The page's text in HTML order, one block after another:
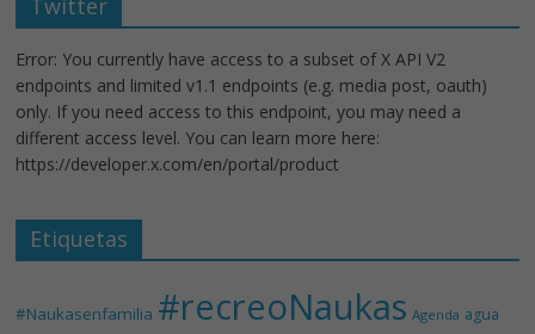
Twitter
Error: You currently have access to a subset of X API V2
endpoints and limited v1.1 endpoints (e.g. media post, oauth)
only. If you need access to this endpoint, you may need a
different access level. You can learn more here:
https://developer.x.com/en/portal/product
Etiquetas
#Naukasenfamilia #recreoNaukas Agenda agua